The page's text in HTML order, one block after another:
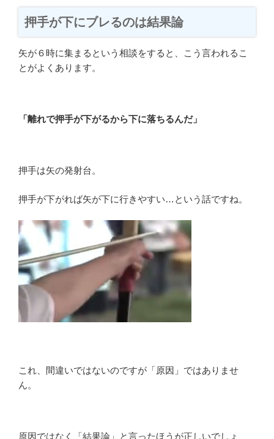
押手が下にブレるのは結果論
矢が６時に集まるという相談をすると、こう言われるこ
とがよくあります。
「離れで押手が下がるから下に落ちるんだ」
押手は矢の発射台。
押手が下がれば矢が下に行きやすい…という話ですね。
これ、間違いではないのですが「原因」ではありませ
ん。
原因ではなく「結果論」と言ったほうが正しいでしょ